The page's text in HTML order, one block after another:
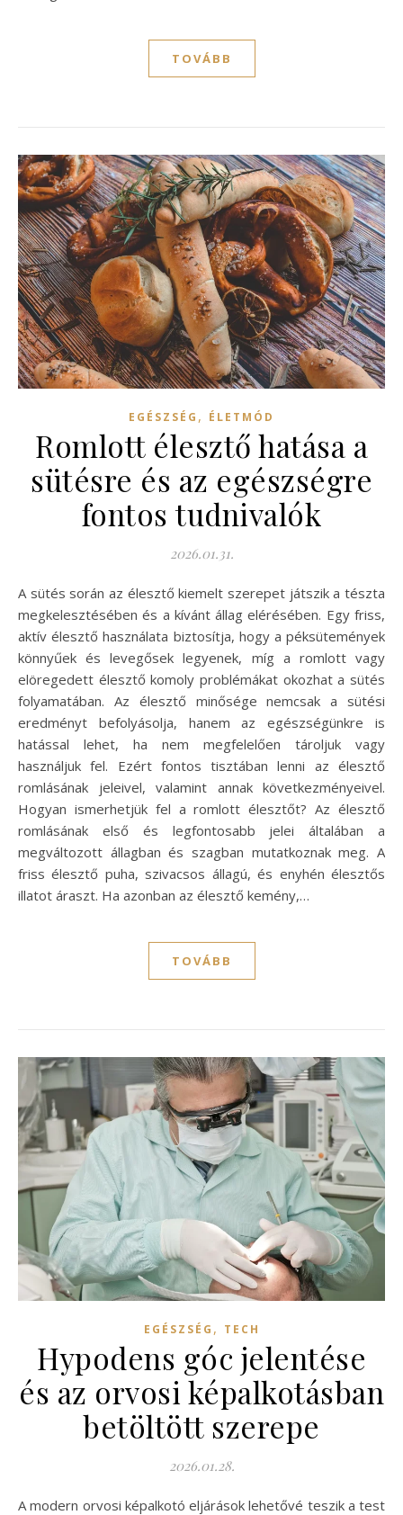
TOVÁBB
EGÉSZSÉG , ÉLETMÓD
Romlott élesztő hatása a
sütésre és az egészségre
fontos tudnivalók
2026.01.31.
A sütés során az élesztő kiemelt szerepet játszik a tészta
megkelesztésében és a kívánt állag elérésében. Egy friss,
aktív élesztő használata biztosítja, hogy a péksütemények
könnyűek és levegősek legyenek, míg a romlott vagy
elöregedett élesztő komoly problémákat okozhat a sütés
folyamatában. Az élesztő minősége nemcsak a sütési
eredményt befolyásolja, hanem az egészségünkre is
hatással lehet, ha nem megfelelően tároljuk vagy
használjuk fel. Ezért fontos tisztában lenni az élesztő
romlásának jeleivel, valamint annak következményeivel.
Hogyan ismerhetjük fel a romlott élesztőt? Az élesztő
romlásának első és legfontosabb jelei általában a
megváltozott állagban és szagban mutatkoznak meg. A
friss élesztő puha, szivacsos állagú, és enyhén élesztős
illatot áraszt. Ha azonban az élesztő kemény,…
TOVÁBB
EGÉSZSÉG , TECH
Hypodens góc jelentése
és az orvosi képalkotásban
betöltött szerepe
2026.01.28.
A modern orvosi képalkotó eljárások lehetővé teszik a test